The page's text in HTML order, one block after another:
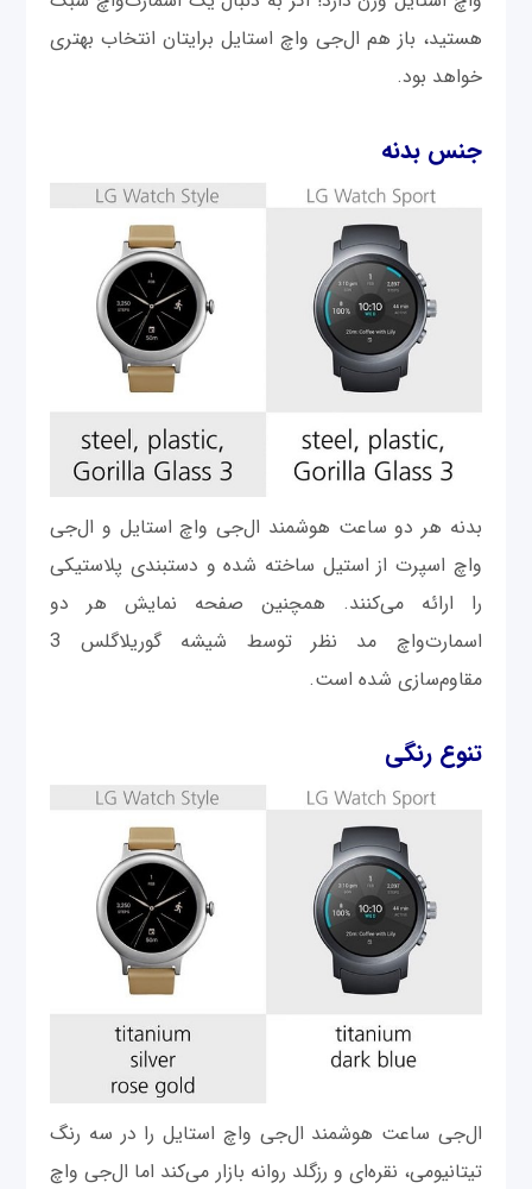
هستید، باز هم ال‌جی واچ استایل برایتان انتخاب بهتری
خواهد بود.
جنس بدنه
بدنه هر دو ساعت هوشمند ال‌جی واچ استایل و ال‌جی
واچ اسپرت از استیل ساخته شده و دستبندی پلاستیکی
را ارائه می‌کنند. همچنین صفحه نمایش هر دو
اسمارت‌واچ مد نظر توسط شیشه گوریلاگلس 3
مقاوم‌سازی شده است.
تنوع رنگی
ال‌جی ساعت هوشمند ال‌جی واچ استایل را در سه رنگ
تیتانیومی، نقره‌ای و رزگلد روانه بازار می‌کند اما ال‌جی واچ